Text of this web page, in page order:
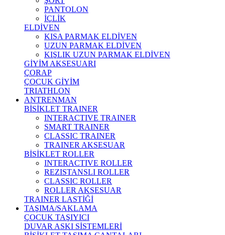
PANTOLON
İÇLİK
ELDİVEN
KISA PARMAK ELDİVEN
UZUN PARMAK ELDİVEN
KIŞLIK UZUN PARMAK ELDİVEN
GİYİM AKSESUARI
ÇORAP
ÇOCUK GİYİM
TRIATHLON
ANTRENMAN
BİSİKLET TRAINER
INTERACTIVE TRAINER
SMART TRAINER
CLASSIC TRAINER
TRAINER AKSESUAR
BİSİKLET ROLLER
INTERACTIVE ROLLER
REZISTANSLI ROLLER
CLASSIC ROLLER
ROLLER AKSESUAR
TRAINER LASTİĞİ
TAŞIMA/SAKLAMA
ÇOCUK TAŞIYICI
DUVAR ASKI SİSTEMLERİ